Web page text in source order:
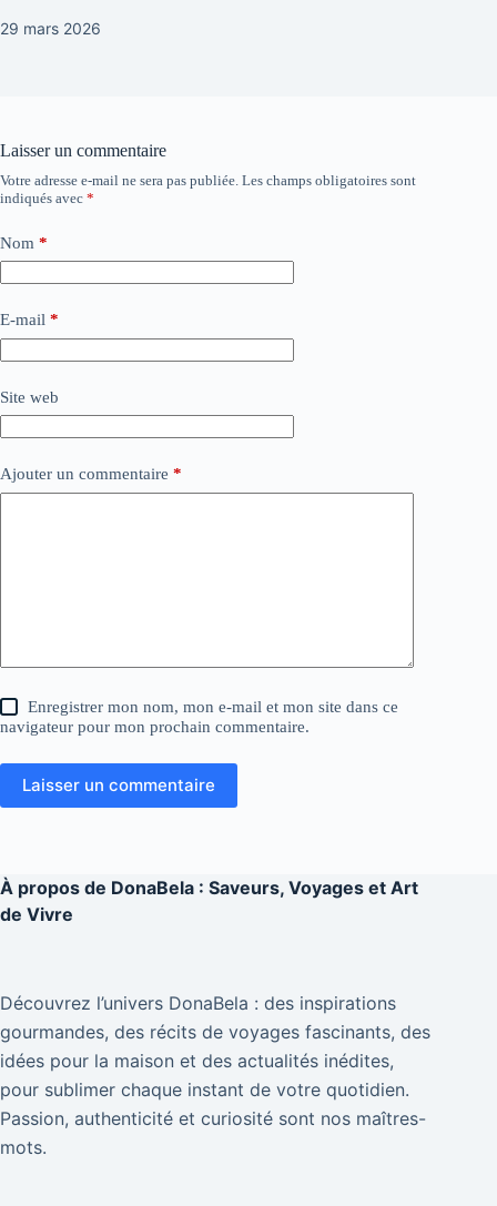
29 mars 2026
Laisser un commentaire
Votre adresse e-mail ne sera pas publiée. Les champs obligatoires sont
indiqués avec *
Nom *
E-mail *
Site web
Ajouter un commentaire *
Enregistrer mon nom, mon e-mail et mon site dans ce
navigateur pour mon prochain commentaire.
Laisser un commentaire
À propos de DonaBela : Saveurs, Voyages et Art
de Vivre
Découvrez l’univers DonaBela : des inspirations
gourmandes, des récits de voyages fascinants, des
idées pour la maison et des actualités inédites,
pour sublimer chaque instant de votre quotidien.
Passion, authenticité et curiosité sont nos maîtres-
mots.